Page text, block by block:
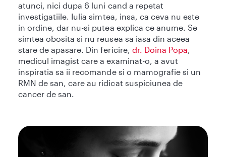
atunci, nici dupa 6 luni cand a repetat
investigatiile. Iulia simtea, insa, ca ceva nu este
in ordine, dar nu-si putea explica ce anume. Se
simtea obosita si nu reusea sa iasa din aceea
stare de apasare. Din fericire, dr. Doina Popa,
medicul imagist care a examinat-o, a avut
inspiratia sa ii recomande si o mamografie si un
RMN de san, care au ridicat suspiciunea de
cancer de san.